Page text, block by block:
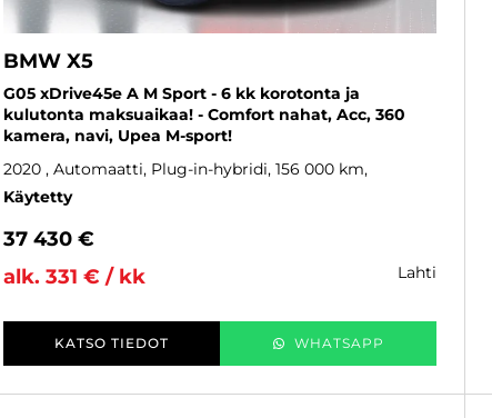
BMW X5
G05 xDrive45e A M Sport - 6 kk korotonta ja
kulutonta maksuaikaa! - Comfort nahat, Acc, 360
kamera, navi, Upea M-sport!
2020 , Automaatti, Plug-in-hybridi, 156 000 km
Käytetty
37 430 €
alk. 331 € / kk
lahti
KATSO TIEDOT WHATSAPP